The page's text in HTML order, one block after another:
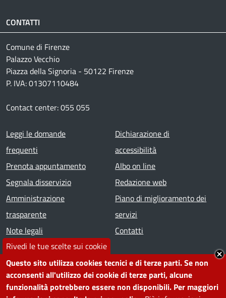
Rivedi le tue scelte sui cookie
Questo sito utilizza cookies tecnici e di terze parti. Se non
acconsenti all'utilizzo dei cookie di terze parti, alcune
funzionalità potrebbero essere non disponibili. Per maggiori
CONTATTI
Comune di Firenze
Palazzo Vecchio
Piazza della Signoria - 50122 Firenze
P. IVA: 01307110484
Contact center: 055 055
Footer menu
Leggi le domande
frequenti
Prenota appuntamento
Segnala disservizio
Amministrazione
trasparente
Note legali
Dichiarazione di
accessibilità
Albo on line
Redazione web
Piano di miglioramento dei
servizi
Contatti
SEGUICI SU
Facebook
Instagram
YouTubeTelegram
WhatsApp
TwitterLinkedin